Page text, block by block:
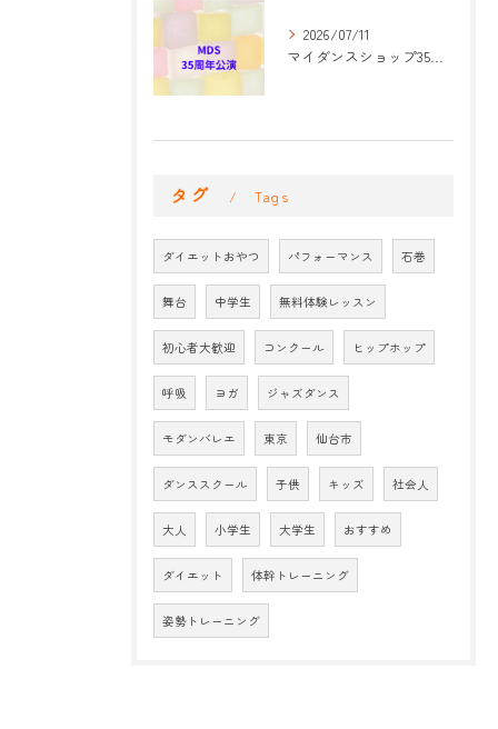
2026/07/11
マイダンスショップ35周年記念公演 振付開始
タグ Tags
ダイエットおやつ パフォーマンス 石巻
舞台 中学生 無料体験レッスン
初心者大歓迎 コンクール ヒップホップ
呼吸 ヨガ ジャズダンス
モダンバレエ 東京 仙台市
ダンススクール 子供 キッズ 社会人
大人 小学生 大学生 おすすめ
ダイエット 体幹トレーニング
姿勢トレーニング